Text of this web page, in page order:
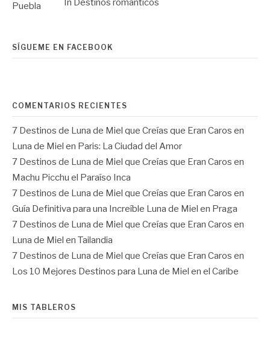
In Destinos románticos
SÍGUEME EN FACEBOOK
COMENTARIOS RECIENTES
7 Destinos de Luna de Miel que Creías que Eran Caros en
Luna de Miel en Paris: La Ciudad del Amor
7 Destinos de Luna de Miel que Creías que Eran Caros en
Machu Picchu el Paraíso Inca
7 Destinos de Luna de Miel que Creías que Eran Caros en
Guía Definitiva para una Increíble Luna de Miel en Praga
7 Destinos de Luna de Miel que Creías que Eran Caros en
Luna de Miel en Tailandia
7 Destinos de Luna de Miel que Creías que Eran Caros en
Los 10 Mejores Destinos para Luna de Miel en el Caribe
MIS TABLEROS